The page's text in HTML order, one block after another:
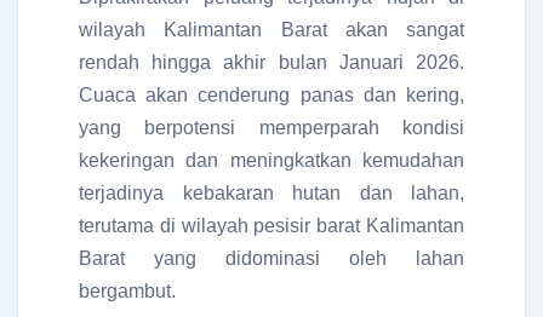
wilayah Kalimantan Barat akan sangat
rendah hingga akhir bulan Januari 2026.
Cuaca akan cenderung panas dan kering,
yang berpotensi memperparah kondisi
kekeringan dan meningkatkan kemudahan
terjadinya kebakaran hutan dan lahan,
terutama di wilayah pesisir barat Kalimantan
Barat yang didominasi oleh lahan
bergambut.